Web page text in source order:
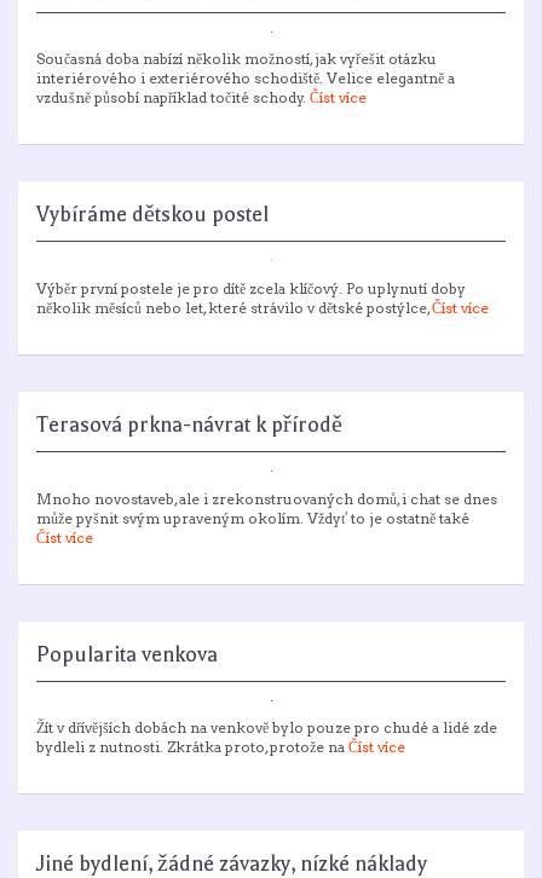
Současná doba nabízí několik možností, jak vyřešit otázku
interiérového i exteriérového schodiště. Velice elegantně a
vzdušně působí například točité schody. Číst více
Vybíráme dětskou postel
Výběr první postele je pro dítě zcela klíčový. Po uplynutí doby
několik měsíců nebo let, které strávilo v dětské postýlce,Číst více
Terasová prkna-návrat k přírodě
Mnoho novostaveb, ale i zrekonstruovaných domů, i chat se dnes
může pyšnit svým upraveným okolím. Vždyť to je ostatně také
Číst více
Popularita venkova
Žít v dřívějších dobách na venkově bylo pouze pro chudé a lidé zde
bydleli z nutnosti. Zkrátka proto, protože na Číst více
Jiné bydlení, žádné závazky, nízké náklady